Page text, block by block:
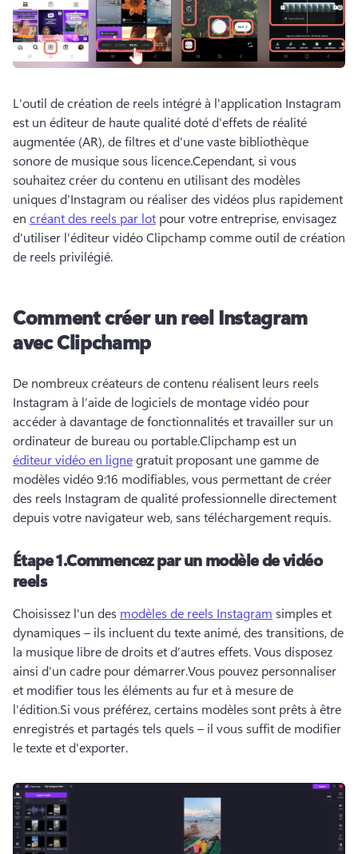
L'outil de création de reels intégré à l'application Instagram
est un éditeur de haute qualité doté d'effets de réalité
augmentée (AR), de filtres et d'une vaste bibliothèque
sonore de musique sous licence.Cependant, si vous
souhaitez créer du contenu en utilisant des modèles
uniques d'Instagram ou réaliser des vidéos plus rapidement
en créant des reels par lot pour votre entreprise, envisagez
d'utiliser l'éditeur vidéo Clipchamp comme outil de création
de reels privilégié.
Comment créer un reel Instagram
avec Clipchamp
De nombreux créateurs de contenu réalisent leurs reels
Instagram à l’aide de logiciels de montage vidéo pour
accéder à davantage de fonctionnalités et travailler sur un
ordinateur de bureau ou portable.Clipchamp est un
éditeur vidéo en ligne gratuit proposant une gamme de
modèles vidéo 9:16 modifiables, vous permettant de créer
des reels Instagram de qualité professionnelle directement
depuis votre navigateur web, sans téléchargement requis.
Étape 1.Commencez par un modèle de vidéo
reels
Choisissez l'un des modèles de reels Instagram simples et
dynamiques – ils incluent du texte animé, des transitions, de
la musique libre de droits et d’autres effets. Vous disposez
ainsi d'un cadre pour démarrer.Vous pouvez personnaliser
et modifier tous les éléments au fur et à mesure de
l'édition.Si vous préférez, certains modèles sont prêts à être
enregistrés et partagés tels quels – il vous suffit de modifier
le texte et d'exporter.